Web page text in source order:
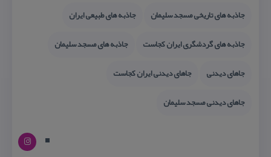
جاذبه های تاریخی مسجد سلیمان
جاذبه های طبیعی ایران
جاذبه های گردشگری ایران كجاست
جاذبه های مسجد سلیمان
جاهای دیدنی
جاهای دیدنی ایران كجاست
جاهای دیدنی مسجد سلیمان